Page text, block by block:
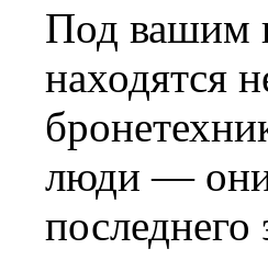
Под вашим
находятся
люди — они